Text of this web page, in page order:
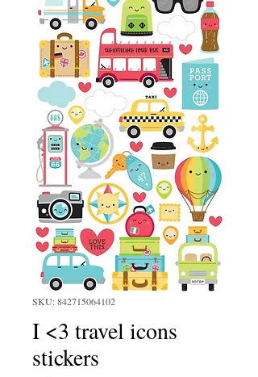
SKU: 842715064102
I <3 travel icons
stickers